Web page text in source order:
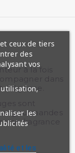
à la fois
dans
sont
gourmandes
une fragrance
ceux de tiers
des
vos
les
et les